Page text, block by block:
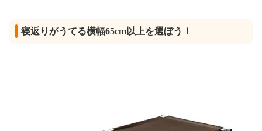
寝返りがうてる横幅65cm以上を選ぼう！